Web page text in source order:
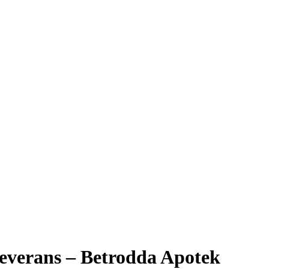
– Betrodda Apotek